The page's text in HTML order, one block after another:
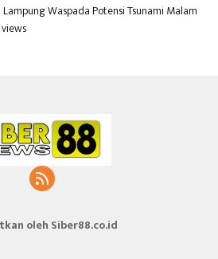
Waspada Potensi Tsunami Malam
oleh Siber88.co.id